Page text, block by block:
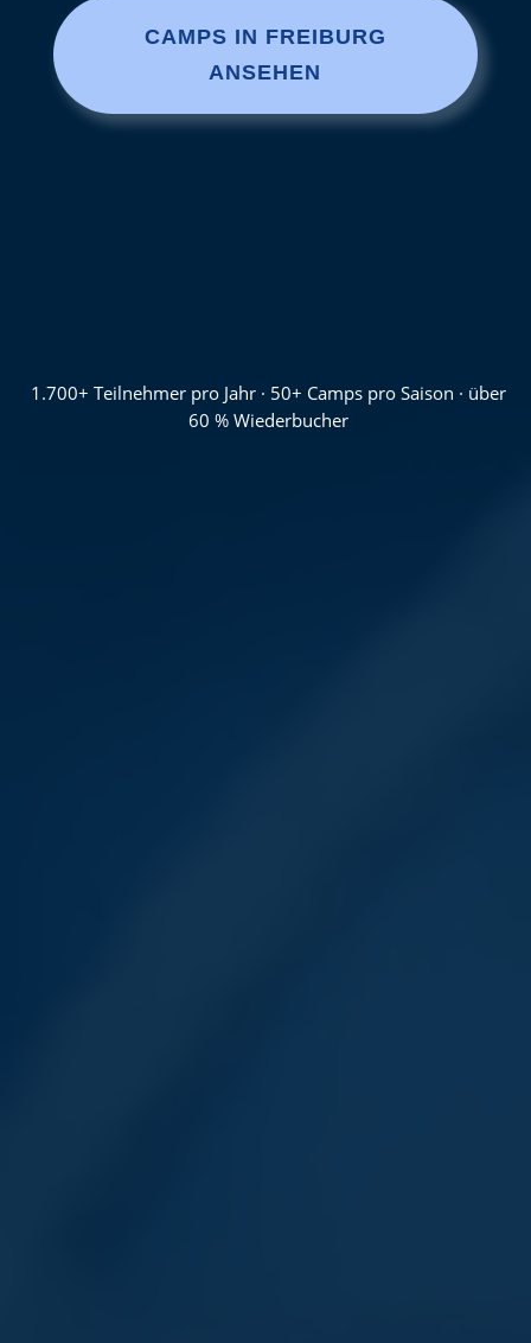
CAMPS IN FREIBURG
ANSEHEN
1.700+ Teilnehmer pro Jahr · 50+ Camps pro Saison · über
60 % Wiederbucher